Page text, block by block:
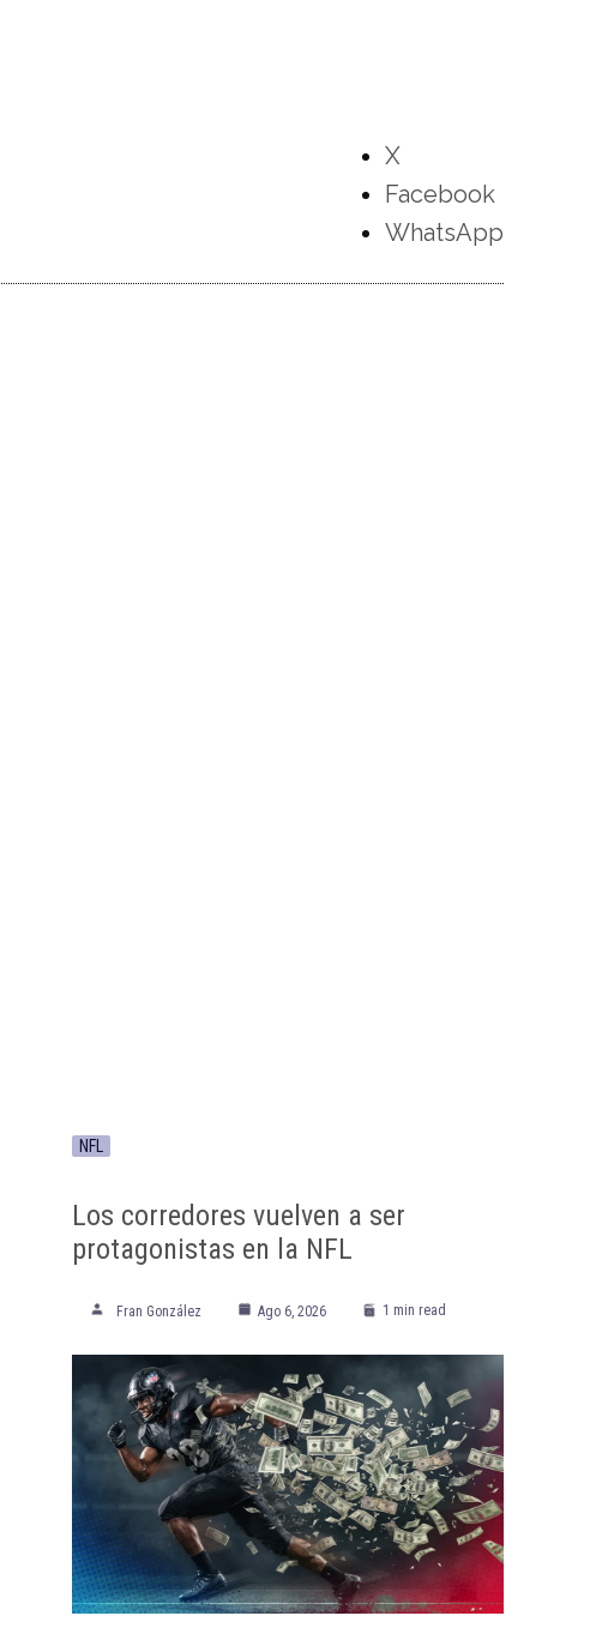
X
Facebook
WhatsApp
NFL
Los corredores vuelven a ser
protagonistas en la NFL
Fran González Ago 6, 2026 1 min read